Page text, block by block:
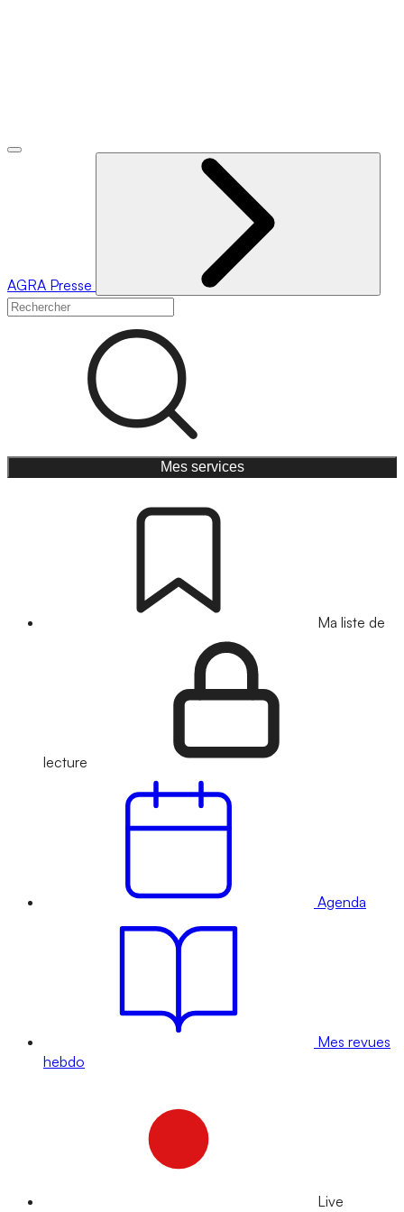
AGRA Presse
Mes services
Ma liste de
lecture
Agenda
Mes revues
hebdo
Live